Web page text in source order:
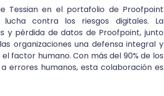
Tessian en el portafolio de Proofpoint
contra los riesgos digitales. La
y pérdida de datos de Proofpoint, junto
organizaciones una defensa integral y
factor humano. Con más del 90% de los
errores humanos, esta colaboración es